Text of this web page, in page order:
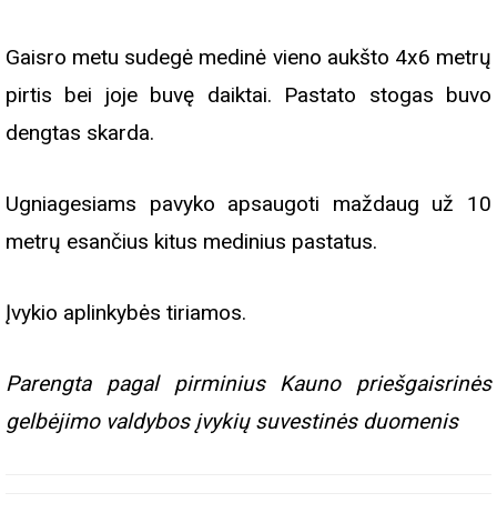
Gaisro metu sudegė medinė vieno aukšto 4x6 metrų
pirtis bei joje buvę daiktai. Pastato stogas buvo
dengtas skarda.
Ugniagesiams pavyko apsaugoti maždaug už 10
metrų esančius kitus medinius pastatus.
Įvykio aplinkybės tiriamos.
Parengta pagal pirminius Kauno priešgaisrinės
gelbėjimo valdybos įvykių suvestinės duomenis